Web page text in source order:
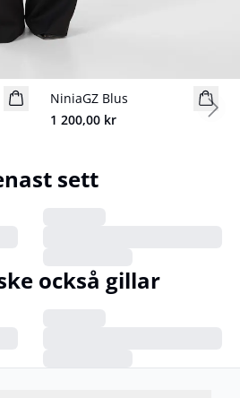
NiniaGZ Blus
1 200,00 kr
sett
också gillar